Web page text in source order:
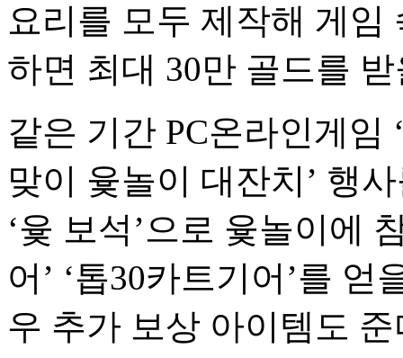
요리를 모두 제작해 게임
하면 최대 30만 골드를
같은 기간 PC온라인게임
맞이 윷놀이 대잔치’ 행
‘윷 보석’으로 윷놀이에
어’ ‘톱30카트기어’를
우 추가 보상 아이템도 준